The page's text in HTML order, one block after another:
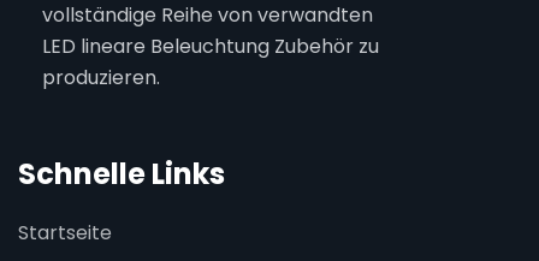
vollständige Reihe von verwandten
LED lineare Beleuchtung Zubehör zu
produzieren.
Schnelle Links
Startseite